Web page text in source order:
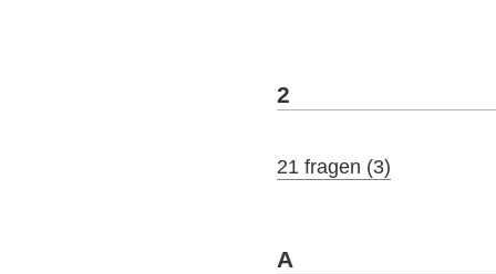
2
21 fragen (3)
A